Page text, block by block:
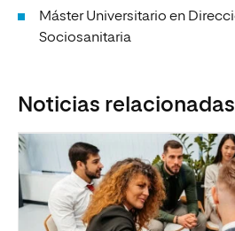
Máster Universitario en
Sociosanitaria
Noticias relacionadas